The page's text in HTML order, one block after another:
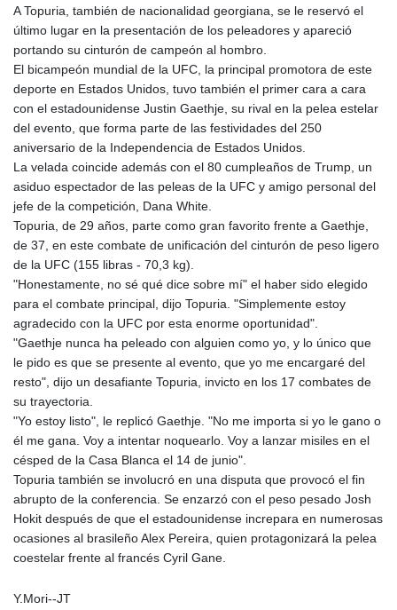
84.920858
GNF
10120.260724
GTQ 8.791676
GYD
241.024009
HKD 9.064594
HNL 30.884989
HRK 7.534375
HTG
150.666939
HUF
363.033032
20546.50216
ILS 3.468101
IMP 0.857019
INR 110.072122
IQD
1509.468404
1589307.85432
ISK 142.587462
JEP 0.857019
JMD
182.994762
JOD 0.819159
JPY
182.969975
A Topuria, también de nacionalidad georgiana, se le reservó el
último lugar en la presentación de los peleadores y apareció
portando su cinturón de campeón al hombro.
El bicampeón mundial de la UFC, la principal promotora de este
deporte en Estados Unidos, tuvo también el primer cara a cara
con el estadounidense Justin Gaethje, su rival en la pelea estelar
del evento, que forma parte de las festividades del 250
aniversario de la Independencia de Estados Unidos.
La velada coincide además con el 80 cumpleaños de Trump, un
asiduo espectador de las peleas de la UFC y amigo personal del
jefe de la competición, Dana White.
Topuria, de 29 años, parte como gran favorito frente a Gaethje,
de 37, en este combate de unificación del cinturón de peso ligero
de la UFC (155 libras - 70,3 kg).
"Honestamente, no sé qué dice sobre mí" el haber sido elegido
para el combate principal, dijo Topuria. "Simplemente estoy
agradecido con la UFC por esta enorme oportunidad".
"Gaethje nunca ha peleado con alguien como yo, y lo único que
le pido es que se presente al evento, que yo me encargaré del
resto", dijo un desafiante Topuria, invicto en los 17 combates de
su trayectoria.
"Yo estoy listo", le replicó Gaethje. "No me importa si yo le gano o
él me gana. Voy a intentar noquearlo. Voy a lanzar misiles en el
césped de la Casa Blanca el 14 de junio".
Topuria también se involucró en una disputa que provocó el fin
abrupto de la conferencia. Se enzarzó con el peso pesado Josh
Hokit después de que el estadounidense increpara en numerosas
ocasiones al brasileño Alex Pereira, quien protagonizará la pelea
coestelar frente al francés Cyril Gane.
Y.Mori--JT